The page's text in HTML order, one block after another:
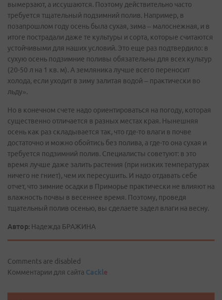
вымерзают, а иссушаются. Поэтому действительно часто
требуется тщательный подзимний полив. Например, в
позапрошлом году осень была сухая, зима – малоснежная, и в
итоге пострадали даже те культуры и сорта, которые считаются
устойчивыми для наших условий. Это еще раз подтвердило: в
сухую осень подзимние поливы обязательны для всех культур
(20-50 л на 1 кв. м). А земляника лучше всего переносит
холода, если уходит в зиму залитая водой – практически во
льду».
Но в конечном счете надо ориентироваться на погоду, которая
существенно отличается в разных местах края. Нынешняя
осень как раз складывается так, что где-то влаги в почве
достаточно и можно обойтись без полива, а где-то она сухая и
требуется подзимний полив. Специалисты советуют: в это
время лучше даже залить растения (при низких температурах
ничего не гниет), чем их пересушить. И надо отдавать себе
отчет, что зимние осадки в Приморье практически не влияют на
влажность почвы в весеннее время. Поэтому, проведя
тщательный полив осенью, вы сделаете задел влаги на весну.
Автор: Надежда БРАЖИНА
Comments are disabled
Комментарии для сайта Cackle